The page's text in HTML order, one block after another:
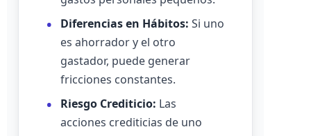
Diferencias en Hábitos: Si uno
es ahorrador y el otro
gastador, puede generar
fricciones constantes.
Riesgo Crediticio: Las
acciones crediticias de uno